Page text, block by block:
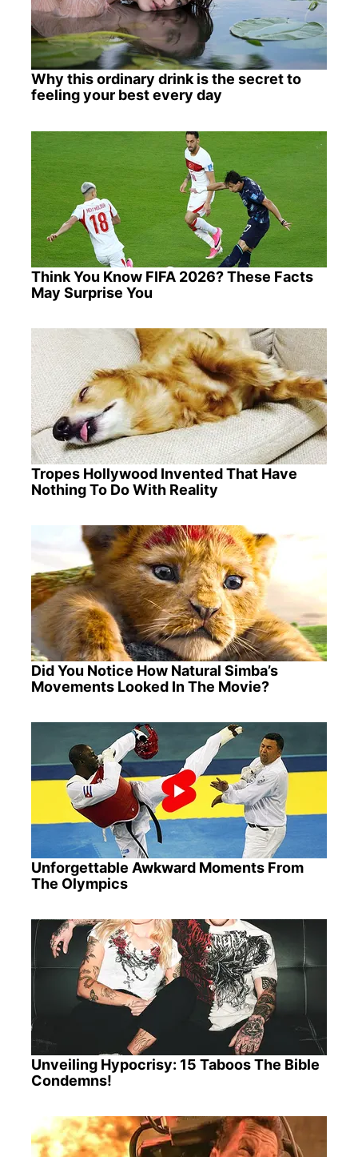
Why this ordinary drink is the secret to
feeling your best every day
Think You Know FIFA 2026? These Facts
May Surprise You
Tropes Hollywood Invented That Have
Nothing To Do With Reality
Did You Notice How Natural Simba’s
Movements Looked In The Movie?
Unforgettable Awkward Moments From
The Olympics
Unveiling Hypocrisy: 15 Taboos The Bible
Condemns!